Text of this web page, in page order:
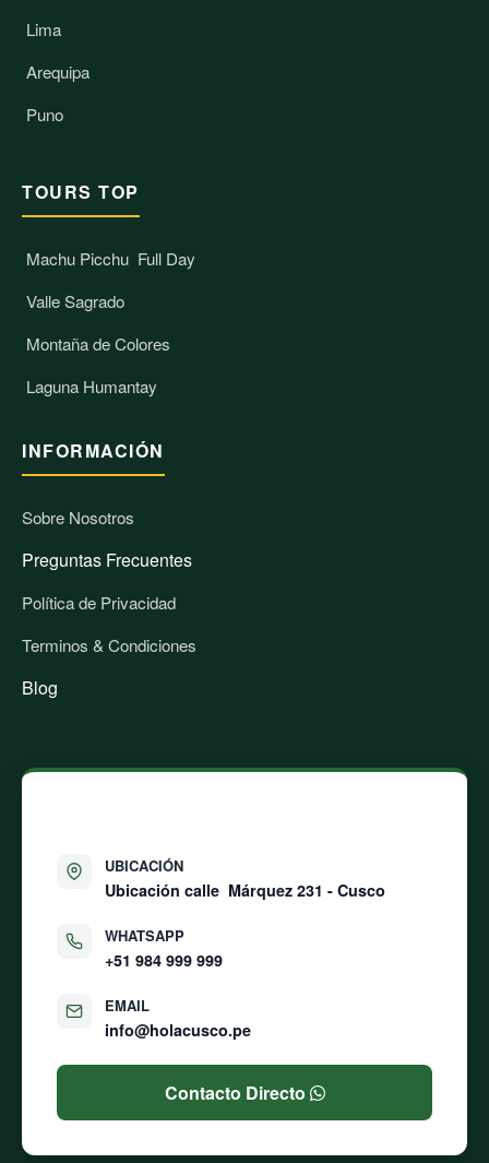
Lima
Arequipa
Puno
TOURS TOP
Machu Picchu Full Day
Valle Sagrado
Montaña de Colores
Laguna Humantay
INFORMACIÓN
Sobre Nosotros
Preguntas Frecuentes
Política de Privacidad
Terminos & Condiciones
Blog
UBICACIÓN
Ubicación calle Márquez 231 - Cusco
WHATSAPP
+51 984 999 999
EMAIL
info@holacusco.pe
Contacto Directo